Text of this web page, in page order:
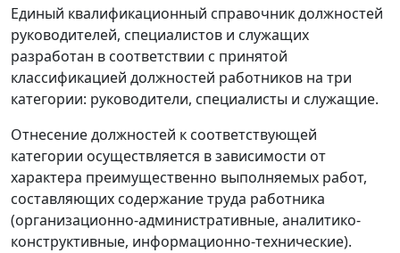
Единый квалификационный справочникдолжностей
руководителей, специалистов и служащих
разработан в соответствии с принятой
классификацией должностей работников на три
категории: руководители, специалисты и служащие.
Отнесение должностей к соответствующей
категории осуществляется в зависимости от
характера преимущественно выполняемых работ,
составляющих содержание труда работника
(организационно-административные, аналитико-
конструктивные, информационно-технические).